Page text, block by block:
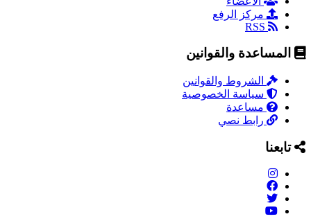
مركز الرفع
المساعدة والقوانين
الشروط والقوانين
سياسة الخصوصية
مساعدة
رابط نصي
تابعنا